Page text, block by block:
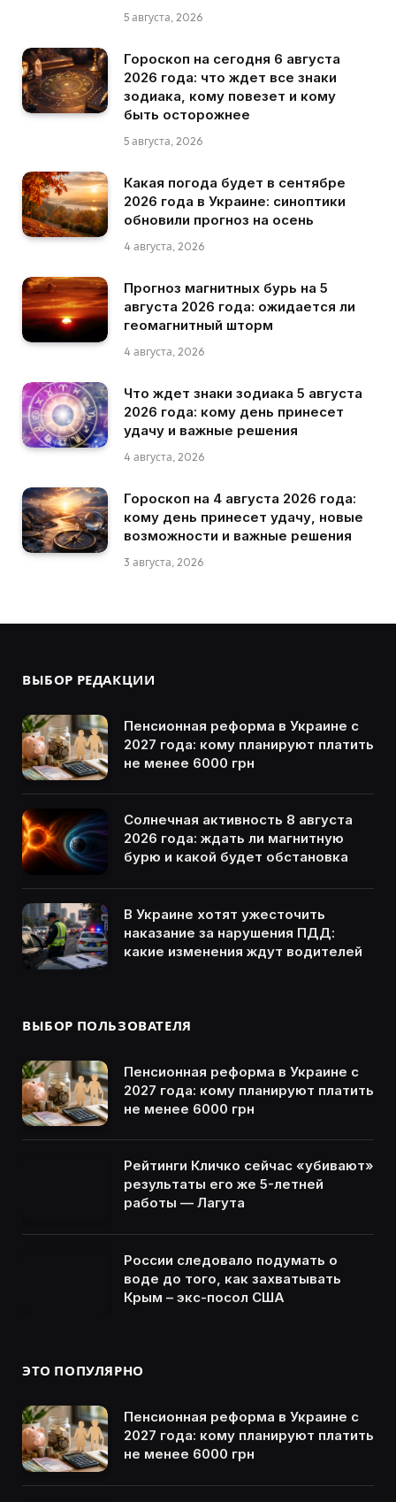
5 августа, 2026
Гороскоп на сегодня 6 августа
2026 года: что ждет все знаки
зодиака, кому повезет и кому
быть осторожнее
5 августа, 2026
Какая погода будет в сентябре
2026 года в Украине: синоптики
обновили прогноз на осень
4 августа, 2026
Прогноз магнитных бурь на 5
августа 2026 года: ожидается ли
геомагнитный шторм
4 августа, 2026
Что ждет знаки зодиака 5 августа
2026 года: кому день принесет
удачу и важные решения
4 августа, 2026
Гороскоп на 4 августа 2026 года:
кому день принесет удачу, новые
возможности и важные решения
3 августа, 2026
ВЫБОР РЕДАКЦИИ
Пенсионная реформа в Украине с
2027 года: кому планируют платить
не менее 6000 грн
Солнечная активность 8 августа
2026 года: ждать ли магнитную
бурю и какой будет обстановка
В Украине хотят ужесточить
наказание за нарушения ПДД:
какие изменения ждут водителей
ВЫБОР ПОЛЬЗОВАТЕЛЯ
Пенсионная реформа в Украине с
2027 года: кому планируют платить
не менее 6000 грн
Рейтинги Кличко сейчас «убивают»
результаты его же 5-летней
работы — Лагута
России следовало подумать о
воде до того, как захватывать
Крым – экс-посол США
ЭТО ПОПУЛЯРНО
Пенсионная реформа в Украине с
2027 года: кому планируют платить
не менее 6000 грн